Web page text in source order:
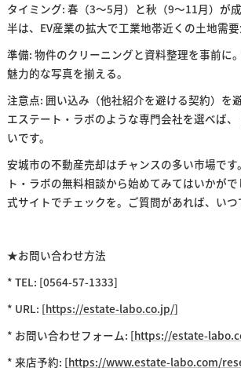
タイミング: 春（3〜5月）と秋（9〜11月）が
半は、EV産業の拡大で工業地帯近くの土地需要
準備: 物件のクリーニングと資料整理を事前に
魅力的な写真を揃える。
注意点: 囲い込み（他社紹介を避ける契約）を
エステート・ラボのような専門会社を選べば
いです。
安城市の不動産売却はチャンスの多い市場で
ト・ラボの無料相談から始めてみてはいかが
式サイトでチェックを。ご質問があれば、いつ
★お問い合わせ方法
* TEL: [0564-57-1333]
* URL: [https://estate-labo.co.jp/]
* お問い合わせフォーム: [https://estate-
* 来店予約: [https://www.estate-labo.com/